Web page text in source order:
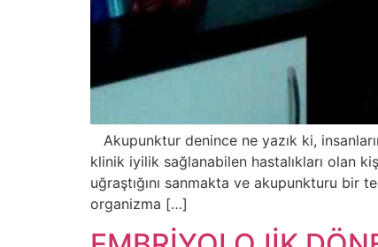
Akupunktur denince ne yazık ki,
klinik iyilik sağlanabilen hastalıkları olan
uğraştığını sanmakta ve akupunkturu bir
organizma […]